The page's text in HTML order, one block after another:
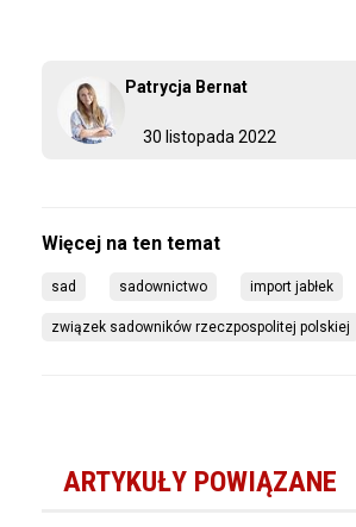
30 listopada 2022
Patrycja Bernat
sad sadownictwo import jabłek
związek sadowników rzeczpospolitej polskiej
ARTYKUŁY POWIĄZANE